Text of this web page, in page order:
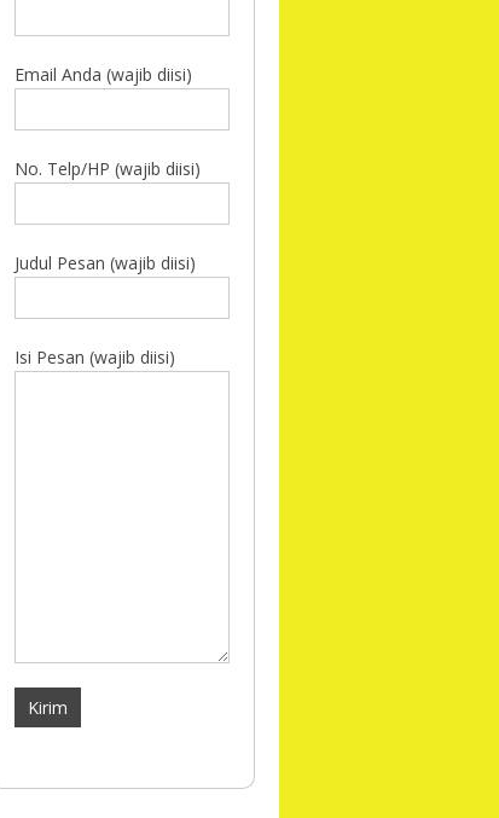
Email Anda (wajib diisi)
No. Telp/HP (wajib diisi)
Judul Pesan (wajib diisi)
Isi Pesan (wajib diisi)